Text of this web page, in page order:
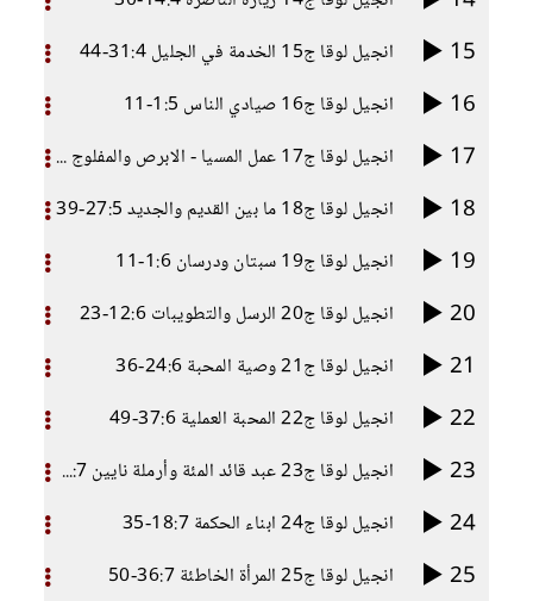
15 انجيل لوقا ج15 الخدمة في الجليل 31:4-44
16 انجيل لوقا ج16 صيادي الناس 1:5-11
17 انجيل لوقا ج17 عمل المسيا - الابرص والمفلوج 12:5-26
18 انجيل لوقا ج18 ما بين القديم والجديد 27:5-39
19 انجيل لوقا ج19 سبتان ودرسان 1:6-11
20 انجيل لوقا ج20 الرسل والتطويبات 12:6-23
21 انجيل لوقا ج21 وصية المحبة 24:6-36
22 انجيل لوقا ج22 المحبة العملية 37:6-49
23 انجيل لوقا ج23 عبد قائد المئة وأرملة نايين 1:7-17
24 انجيل لوقا ج24 ابناء الحكمة 18:7-35
25 انجيل لوقا ج25 المرأة الخاطئة 36:7-50